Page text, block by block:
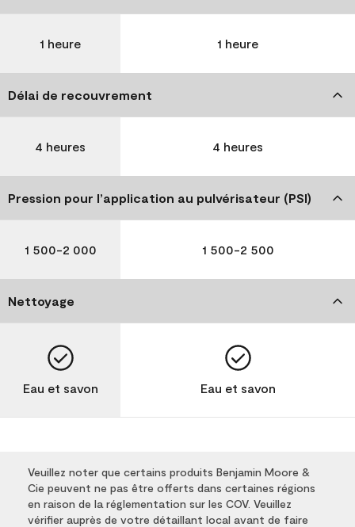
1 heure 1 heure
Délai de recouvrement
4 heures 4 heures
Pression pour l’application au pulvérisateur (PSI)
1 500-2 000 1 500-2 500
Nettoyage
Eau et savon Eau et savon
Veuillez noter que certains produits Benjamin Moore &
Cie peuvent ne pas être offerts dans certaines régions
en raison de la réglementation sur les COV. Veuillez
vérifier auprès de votre détaillant local avant de faire